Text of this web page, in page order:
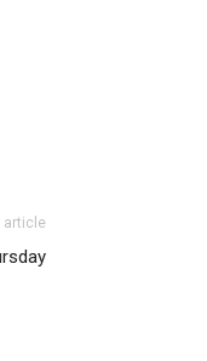
article